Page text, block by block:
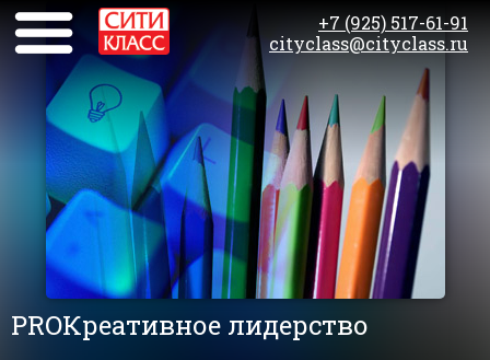
+7 (925) 517-61-91
cityclass@cityclass.ru
PROКреативное лидерство